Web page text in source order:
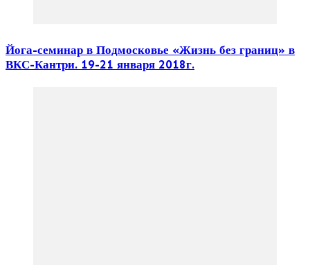
Йога-семинар в Подмосковье «Жизнь без границ» в
ВКС-Кантри. 19-21 января 2018г.